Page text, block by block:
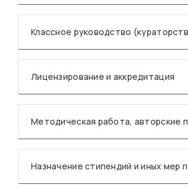
Классное руководство
Лицензирование и аккредитация
Методическая работа, авторские
Назначение стипендий и иных мер